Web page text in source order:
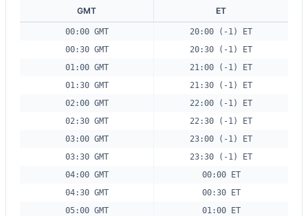
GMT ET
00:00 GMT
20:00 (-1) ET
00:30 GMT
20:30 (-1) ET
01:00 GMT
21:00 (-1) ET
01:30 GMT
21:30 (-1) ET
02:00 GMT
22:00 (-1) ET
02:30 GMT
22:30 (-1) ET
03:00 GMT
23:00 (-1) ET
03:30 GMT
23:30 (-1) ET
04:00 GMT
00:00 ET
04:30 GMT
00:30 ET
05:00 GMT
01:00 ET